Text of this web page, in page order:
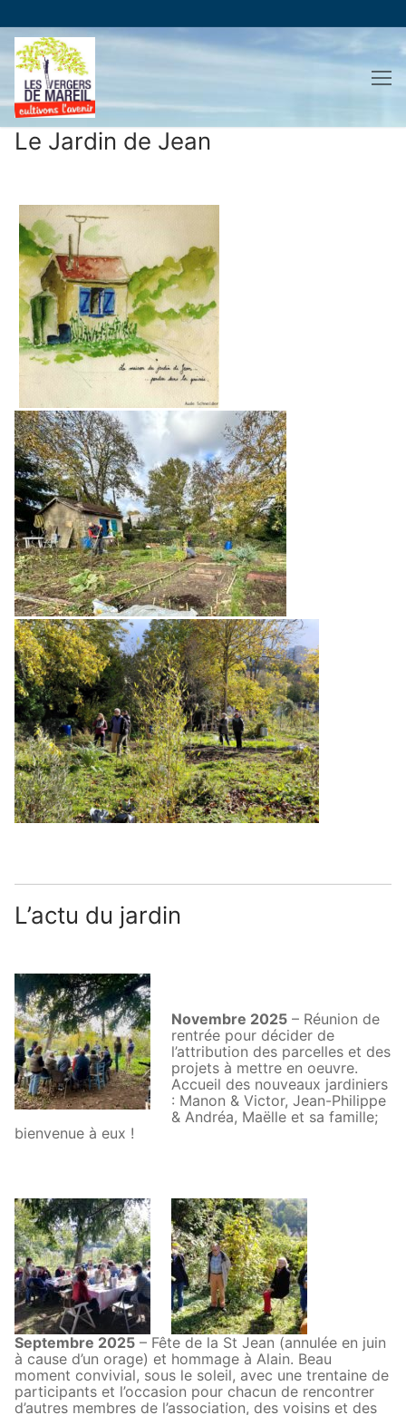
Aller
au
contenu
Le Jardin de Jean
L’actu du jardin
Novembre 2025– Réunion de
rentrée pour décider de
l’attribution des parcelles et des
projets à mettre en oeuvre.
Accueil des nouveaux jardiniers
: Manon & Victor, Jean-Philippe
& Andréa, Maëlle et sa famille;
bienvenue à eux !
Septembre 2025 – Fête de la St Jean (annulée en juin
à cause d’un orage) et hommage à Alain. Beau
moment convivial, sous le soleil, avec une trentaine de
participants et l’occasion pour chacun de rencontrer
d’autres membres de l’association, des voisins et des